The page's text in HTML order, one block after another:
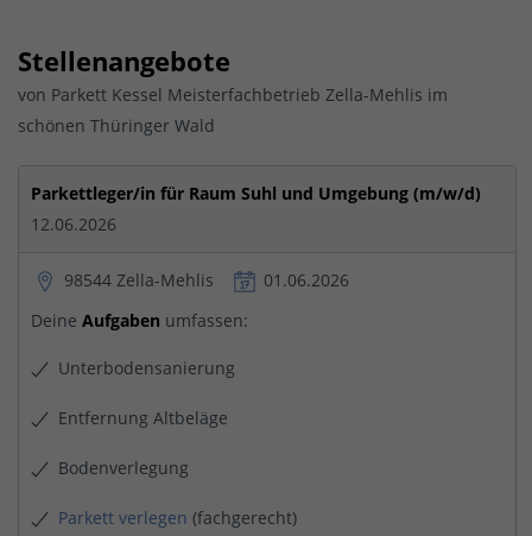
Stellenangebote
von Parkett Kessel Meisterfachbetrieb Zella-Mehlis im
schönen Thüringer Wald
Parkettleger/in für Raum Suhl und Umgebung (m/w/d)
12.06.2026
98544 Zella-Mehlis
01.06.2026
Deine Aufgaben umfassen:
Unterbodensanierung
Entfernung Altbeläge
Bodenverlegung
Parkett verlegen (fachgerecht)